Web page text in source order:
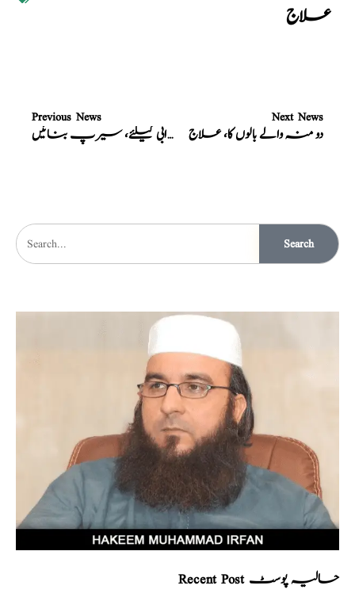
علاج
Previous News
بچوں کی قبض، مروڑ، کان درد، معدہ کی خرابی کیلئے، سیرپ بنائیں
Next News
دو منہ والے بالوں کا، علاج
Search
Recent Post حالیہ پوسٹ